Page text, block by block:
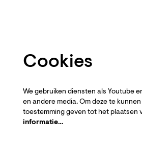
Cookies
We gebruiken diensten als Youtube
en andere media. Om deze te
toestemming geven tot het plaatsen
informatie…